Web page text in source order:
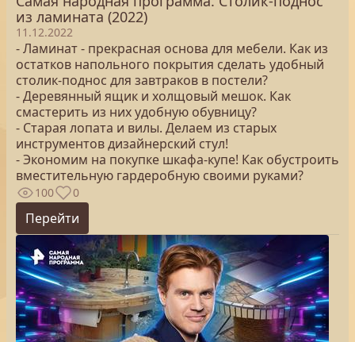
из ламината (2022)
11.12.2022
- Ламинат - прекрасная основа для мебели. Как из
остатков напольного покрытия сделать удобный
столик-поднос для завтраков в постели?
- Деревянный ящик и холщовый мешок. Как
смастерить из них удобную обувницу?
- Старая лопата и вилы. Делаем из старых
инструментов дизайнерский стул!
- Экономим на покупке шкафа-купе! Как обустроить
вместительную гардеробную своими руками?
100 0
Перейти